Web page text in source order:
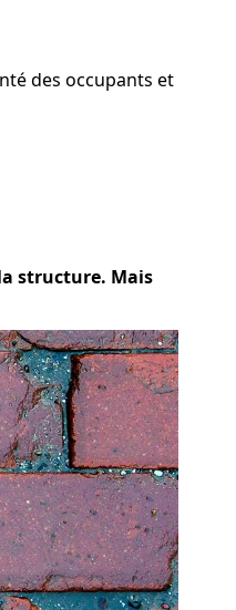
des occupants et
structure. Mais